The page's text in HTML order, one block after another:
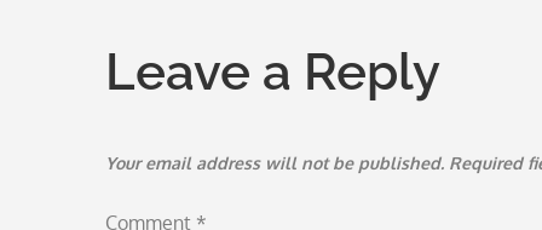
Leave a Reply
Your email address will not be published. Required
Comment *